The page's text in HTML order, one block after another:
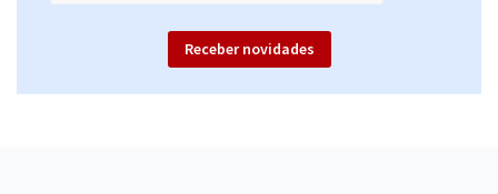
Receber novidades